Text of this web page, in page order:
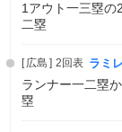
1アウト一三塁の
二塁
広島 2回表 ラミ
ランナー一二塁
塁